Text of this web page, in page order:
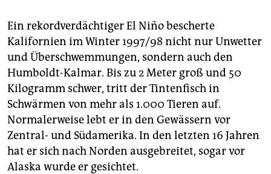
unterstützen
abo
genossenschaft
epaper login
Ein rekordverdächtiger El Niño bescherte
Kalifornien im Winter 1997/98 nicht nur Unwetter
und Überschwemmungen, sondern auch den
Humboldt-Kalmar. Bis zu 2 Meter groß und 50
Kilogramm schwer, tritt der Tintenfisch in
Schwärmen von mehr als 1.000 Tieren auf.
Normalerweise lebt er in den Gewässern vor
Zentral- und Südamerika. In den letzten 16 Jahren
hat er sich nach Norden ausgebreitet, sogar vor
Alaska wurde er gesichtet.